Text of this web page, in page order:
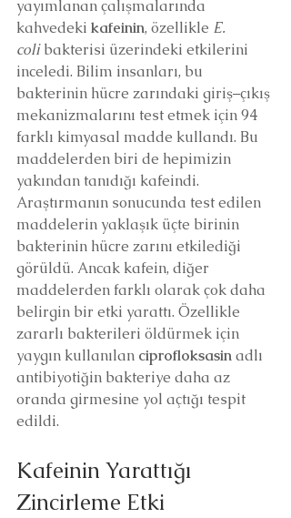
yayımlanan çalışmalarında
kahvedeki kafeinin, özellikle E.
coli bakterisi üzerindeki etkilerini
inceledi. Bilim insanları, bu
bakterinin hücre zarındaki giriş–çıkış
mekanizmalarını test etmek için 94
farklı kimyasal madde kullandı. Bu
maddelerden biri de hepimizin
yakından tanıdığı kafeindi.
Araştırmanın sonucunda test edilen
maddelerin yaklaşık üçte birinin
bakterinin hücre zarını etkilediği
görüldü. Ancak kafein, diğer
maddelerden farklı olarak çok daha
belirgin bir etki yarattı. Özellikle
zararlı bakterileri öldürmek için
yaygın kullanılan ciprofloksasin adlı
antibiyotiğin bakteriye daha az
oranda girmesine yol açtığı tespit
edildi.
Kafeinin Yarattığı
Zincirleme Etki